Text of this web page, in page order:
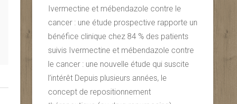
Ivermectine et mébendazole contre le
cancer : une étude prospective rapporte un
bénéfice clinique chez 84 % des patients
suivis Ivermectine et mébendazole contre
le cancer : une nouvelle étude qui suscite
l’intérêt Depuis plusieurs années, le
concept de repositionnement